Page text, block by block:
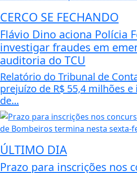
CERCO SE FECHANDO
Flávio Dino aciona Polícia
investigar fraudes em
auditoria do TCU
Relatório do Tribunal de
prejuízo de R$ 55,4 milhões
de...
ÚLTIMO DIA
Prazo para inscrições nos